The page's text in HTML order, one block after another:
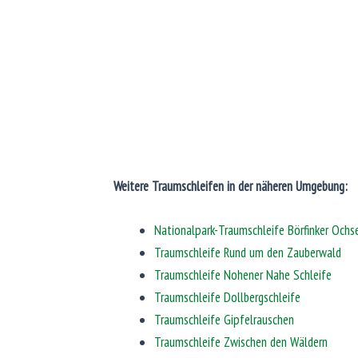
Weitere Traumschleifen in der näheren Umgebung:
Nationalpark-Traumschleife Börfinker
Traumschleife Rund um den Zauberwald
Traumschleife Nohener Nahe Schleife
Traumschleife Dollbergschleife
Traumschleife Gipfelrauschen
Traumschleife Zwischen den Wäldern